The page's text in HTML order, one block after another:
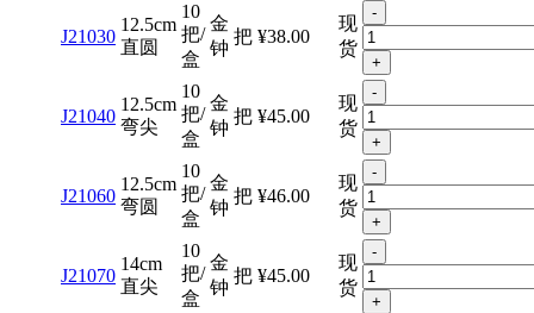
J21030
12.5cm
直圆
10
把/
盒
金
钟
把 ¥38.00
现
货
-
+
J21040
12.5cm
弯尖
10
把/
盒
金
钟
把 ¥45.00
现
货
-
+
J21060
12.5cm
弯圆
10
把/
盒
金
钟
把 ¥46.00
现
货
-
+
J21070
14cm
直尖
10
把/
盒
金
钟
把 ¥45.00
现
货
-
+